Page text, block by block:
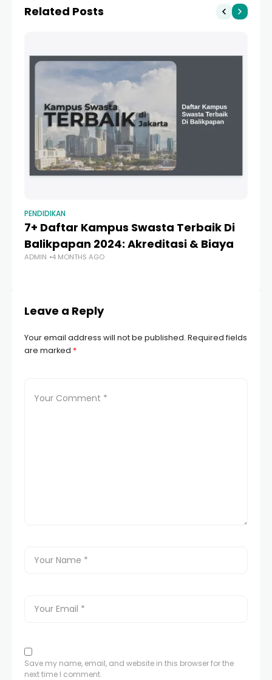
2024
Related Posts
PENDIDIKAN
7+ Daftar Kampus Swasta Terbaik Di
Balikpapan 2024: Akreditasi & Biaya
ADMIN 4 MONTHS AGO
Leave a Reply
Your email address will not be published. Required fields
are marked *
Save my name, email, and website in this browser for the
next time I comment.